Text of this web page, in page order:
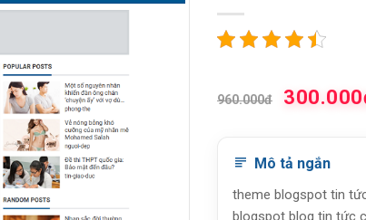
960.000đ
Mô tả ngắn
theme blogspot tin
blogspot blog tin tức